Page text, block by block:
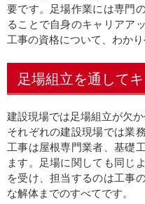
要です。足場作業には専門
ることで自身のキャリアア
工事の資格について、わかり
足場組立を通して
建設現場では足場組立が欠か
それぞれの建設現場では業
工事は屋根専門業者、基礎
ます。足場に関しても同じ
を受け、担当するのは工事
な解体までのすべてです。